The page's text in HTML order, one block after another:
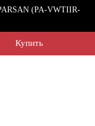
Купить
(PA-VWTIIR-